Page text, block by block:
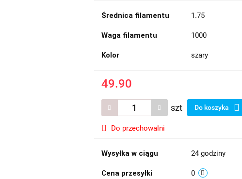
Średnica filamentu 1.75
Waga filamentu 1000
Kolor szary
49.90
szt Do koszyka
Do przechowalni
Wysyłka w ciągu 24 godziny
Cena przesyłki 0